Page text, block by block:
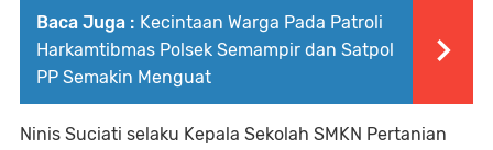
Baca Juga : Kecintaan Warga Pada Patroli
Harkamtibmas Polsek Semampir dan Satpol
PP Semakin Menguat
Ninis Suciati selaku Kepala Sekolah SMKN Pertanian